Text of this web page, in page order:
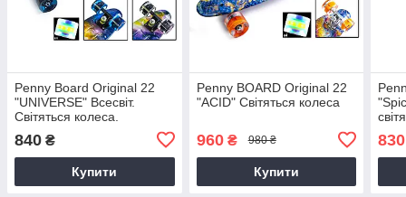
Penny Board Original 22
"UNIVERSE" Всесвіт.
Світяться колеса.
840 ₴
Купити
Penny BOARD Original 22
"ACID" Світяться колеса
960₴ 980 ₴
Купити
830